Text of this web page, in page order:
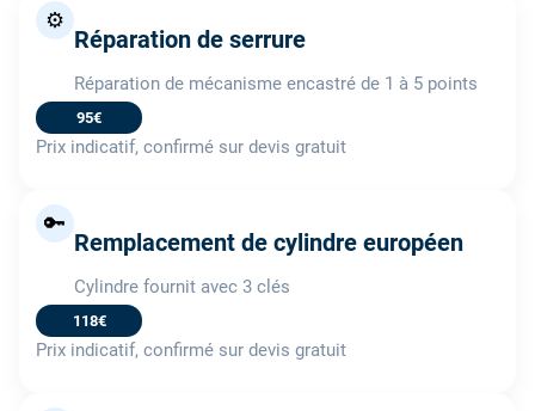
⚙️
Réparation de serrure
Réparation de mécanisme encastré de 1 à 5 points
95€
Prix indicatif, confirmé sur devis gratuit
🔑
Remplacement de cylindre européen
Cylindre fournit avec 3 clés
118€
Prix indicatif, confirmé sur devis gratuit